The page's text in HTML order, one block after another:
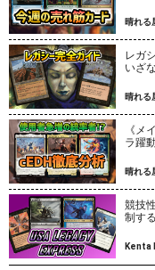
晴れる
レガ
いざ
晴れる
《メ
ラ躍
晴れる
競技
制す
Kenta